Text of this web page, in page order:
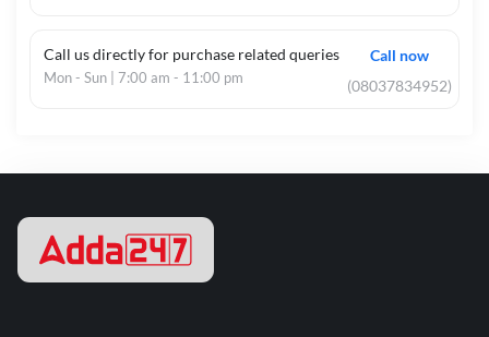
Call us directly for purchase related queries
Mon - Sun | 7:00 am - 11:00 pm
Call now
(08037834952)